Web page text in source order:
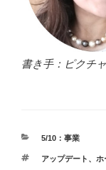
書き手：ピクチ
カ
ゴ
5/10：事業
タ
アップデート 、 ホ